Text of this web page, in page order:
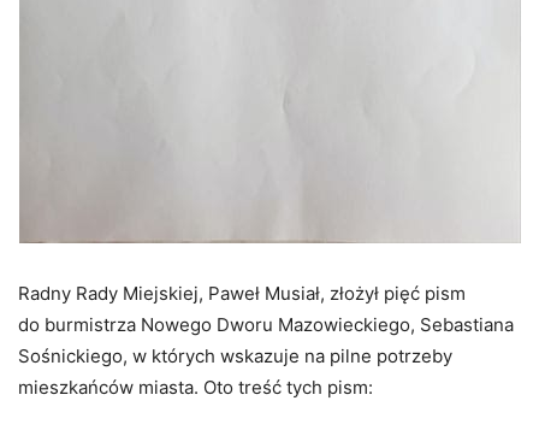
Radny Rady Miejskiej, Paweł Musiał, złożył pięć pism
do burmistrza Nowego Dworu Mazowieckiego, Sebastiana
Sośnickiego, w których wskazuje na pilne potrzeby
mieszkańców miasta. Oto treść tych pism: